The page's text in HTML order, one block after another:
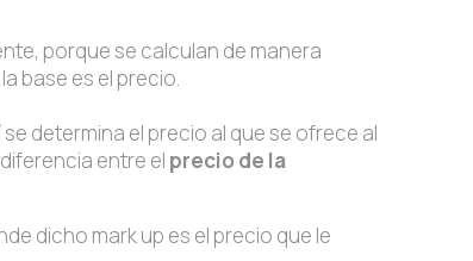
porque se calculan de manera
base es el precio.
determina el precio al que se ofrece al
entre el precio de la
dicho mark up es el precio que le